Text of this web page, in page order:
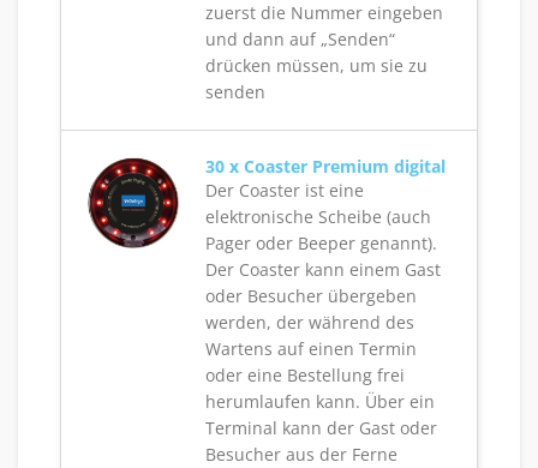
zuerst die Nummer eingeben
und dann auf „Senden“
drücken müssen, um sie zu
senden
30 x Coaster Premium digital
Der Coaster ist eine
elektronische Scheibe (auch
Pager oder Beeper genannt).
Der Coaster kann einem Gast
oder Besucher übergeben
werden, der während des
Wartens auf einen Termin
oder eine Bestellung frei
herumlaufen kann. Über ein
Terminal kann der Gast oder
Besucher aus der Ferne